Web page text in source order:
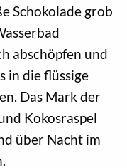
Schokolade grob
abschöpfen und
in die flüssige
Das Mark der
Kokosraspel
über Nacht im